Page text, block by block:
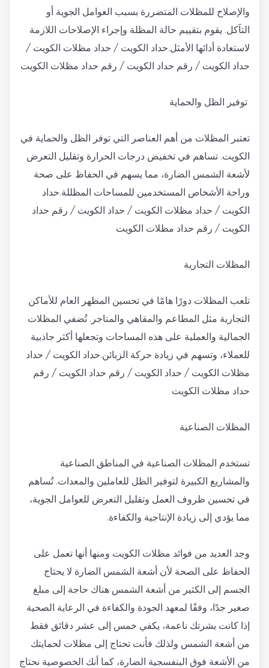
والإصلاح للمظلات المتضررة بسبب العوامل الجوية أو
التآكل. يقوم بتقييم حالة المظلة وإجراء الإصلاحات اللازمة
لاستعادة أدائها الأمثل.حداد الكويت / حداد مظلات الكويت /
حداد الكويت / رقم حداد الكويت / رقم حداد مظلات الكويت
توفير الظل والحماية
تعتبر المظلات من أهم العناصر التي توفر الظل والحماية في
الكويت. تساهم في تخفيض درجات الحرارة وتقليل التعرض
لأشعة الشمس الضارة، مما يسهم في الحفاظ على صحة
وراحة الأشخاص المستخدمين للمساحات المظللة.حداد
الكويت / حداد مظلات الكويت / حداد الكويت / رقم حداد
الكويت / رقم حداد مظلات الكويت
المظلات التجارية
تلعب المظلات دورًا هامًا في تحسين المظهر العام للأماكن
التجارية مثل المطاعم والمقاهي والمتاجر. تُضفي المظلات
الجمالية والعملية على هذه المساحات وتجعلها أكثر جاذبية
للعملاء، وتسهم في زيادة حركة الزبائن.حداد الكويت / حداد
مظلات الكويت / حداد الكويت / رقم حداد الكويت / رقم
حداد مظلات الكويت
المظلات الصناعية
تستخدم المظلات الصناعية في المناطق الصناعية
والمشاريع الكبيرة لتوفير الظل للعاملين والمعدات. تُساهم
في تحسين ظروف العمل وتقليل التعرض للعوامل الجوية،
مما يؤدي إلى زيادة الإنتاجية والكفاءة.
وجد العديد من فوائد مظلات الكويت ومنها أنها تعمل على
الحفاظ على الصحة لأن أشعة الشمس الضارة لا يحتاج
الجسم إلى الكثير من أشعة الشمس هناك حاجة إلى مبلغ
صغير جدًا، وفقًا لمعهد الجودة والكفاءة في الرعاية الصحية
إذا كانت بشرتك ناعمة، يكفي خمس إلى عشر دقائق فقط
من أشعة الشمس ولذلك فأنت تحتاج إلى مظلات لحمايتك
من الأشعة فوق البنفسجية الضارة، كما أنك الخصوصية نحتاج